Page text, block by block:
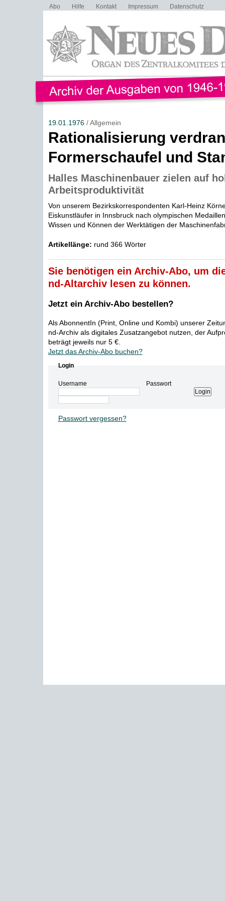
Abo Hilfe Kontakt Impressum Datenschutz
19.01.1976/ Allgemein
Rationalisierung
Formerschaufel und
Halles Maschinenbauer zielen auf
Arbeitsproduktivität
Von unserem Bezirkskorrespondenten Karl-Heinz
Eiskunstläufer in Innsbruck nach olympischen
Wissen und Können der Werktätigen der
Artikellänge: rund 366 Wörter
Sie benötigen ein Archiv-Abo, um
nd-Altarchiv lesen zu können.
Jetzt ein Archiv-Abo bestellen?
Als AbonnentIn (Print, Online und Kombi) unserer
nd-Archiv als digitales Zusatzangebot nutzen, der
beträgt jeweils nur 5 €.
Jetzt das Archiv-Abo buchen?
Login
Username Passwort
Passwort vergessen?